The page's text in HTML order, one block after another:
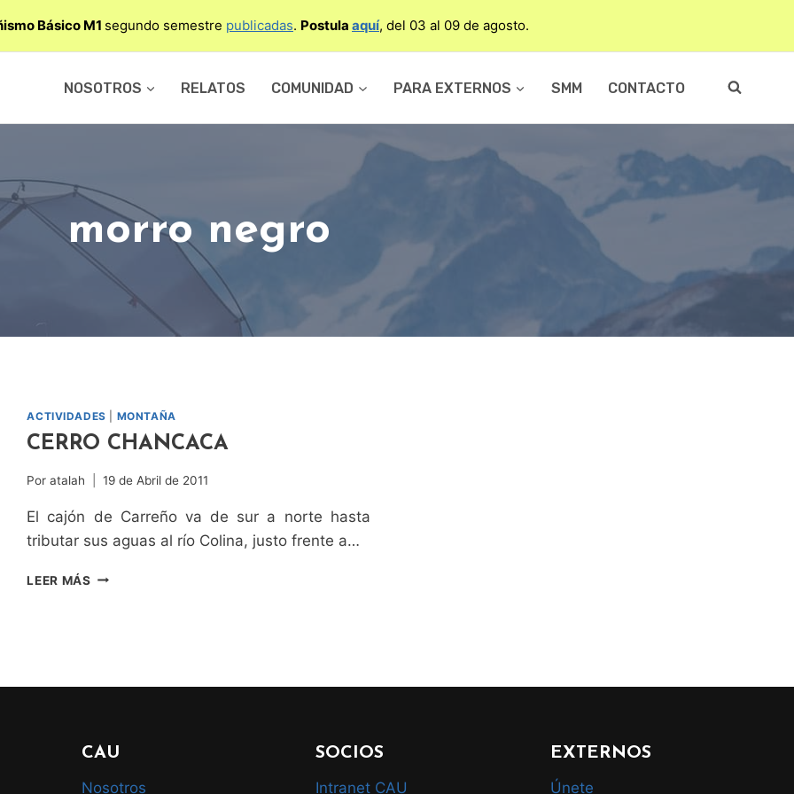
Básico M1 segundo semestre publicadas. Postula aquí, del 03 al 09 de agosto.
NOSOTROS RELATOS COMUNIDAD PARA EXTERNOS SMM CONTACTO
morro negro
ACTIVIDADES MONTAÑA
CERRO CHANCACA
Por atalah 19 de Abril de 2011
El cajón de Carreño va de sur a norte hasta
tributar sus aguas al río Colina, justo frente a…
LEER MÁS CERRO
CAU
Nosotros
SOCIOS
Intranet CAU
EXTERNOS
Únete